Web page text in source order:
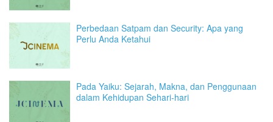
Perbedaan Satpam dan Security: Apa yang
Perlu Anda Ketahui
Pada Yaiku: Sejarah, Makna, dan Penggunaan
dalam Kehidupan Sehari-hari